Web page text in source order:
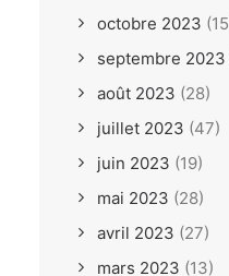
octobre 2023
septembre 2023
août 2023 (28)
juillet 2023 (47)
juin 2023 (19)
mai 2023 (28)
avril 2023 (27)
mars 2023 (13)